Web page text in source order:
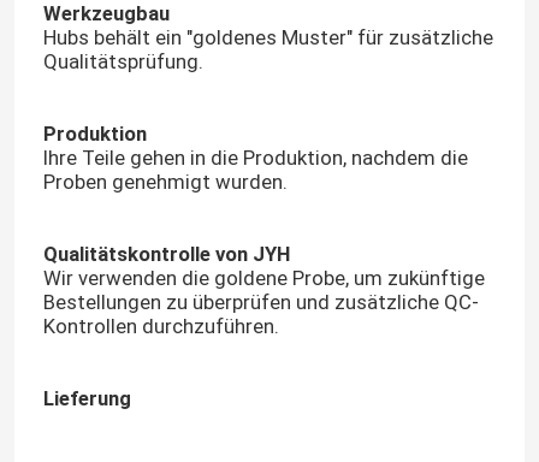
Werkzeugbau
Hubs behält ein "goldenes Muster" für zusätzliche
Qualitätsprüfung.
Produktion
Ihre Teile gehen in die Produktion, nachdem die
Proben genehmigt wurden.
Qualitätskontrolle von JYH
Wir verwenden die goldene Probe, um zukünftige
Bestellungen zu überprüfen und zusätzliche QC-
Kontrollen durchzuführen.
Lieferung